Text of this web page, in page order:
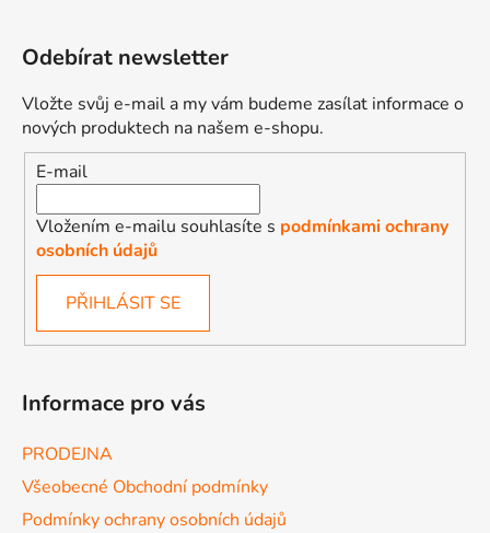
Odebírat newsletter
Vložte svůj e-mail a my vám budeme zasílat informace o
nových produktech na našem e-shopu.
E-mail
Vložením e-mailu souhlasíte s podmínkami ochrany
osobních údajů
PŘIHLÁSIT SE
Informace pro vás
PRODEJNA
Všeobecné Obchodní podmínky
Podmínky ochrany osobních údajů